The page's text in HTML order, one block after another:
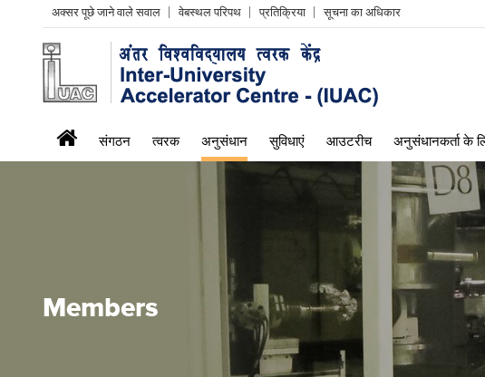
Header
Left
menu
अक्सर पूछे जाने वाले सवाल वेबस्थल परिपथ प्रतिक्रिया सूचना का अधिकार
iuac
menu
संगठन त्वरक अनुसंधान सुविधाएं आउटरीच अनुसंधानकर्ता के
Members